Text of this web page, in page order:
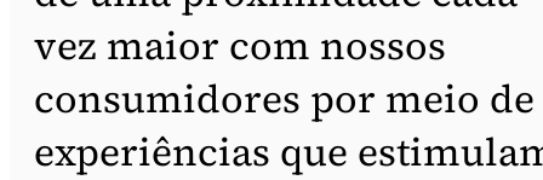
vez maior com nossos
consumidores por meio de
experiências que